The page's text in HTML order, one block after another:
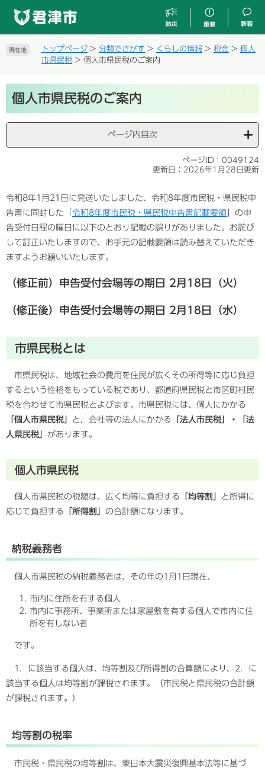
現在地 トップページ > 分類でさがす > くらしの情報 > 税金 > 個人
市県民税 > 個人市県民税のご案内
文個人市県民税のご案内
ページ内目次
ページID：0049124
更新日：2026年1月28日更新
令和8年1月21日に発送いたしました、令和8年度市民税・県民税申
告書に同封した「 令和8年度市民税・県民税申告書記載要領 」の申
告受付日程の曜日に以下のとおり記載の誤りがありました。お詫び
して訂正いたしますので、お手元の記載要領は読み替えていただき
ますようお願いいたします。
（修正前）申告受付会場等の期日 2月18日 （火）
（修正後）申告受付会場等の期日 2月18日（水）
市県民税とは
市県民税は、地域社会の費用を住民が広くその所得等に応じ負担
するという性格をもっている税であり、都道府県民税と市区町村民
税を合わせて市県民税とよびます。市県民税には、個人にかかる
「個人市県民税」 と，会社等の法人にかかる 「法人市民税」・「法
人県民税」 があります。
個人市県民税
個人市県民税の税額は、広く均等に負担する 「均等割」 と所得に
応じて負担する 「所得割」 の合計額になります。
納税義務者
個人市県民税の納税義務者は、その年の1月1日現在、
市内に住所を有する個人
市内に事務所、事業所または家屋敷を有する個人で市内に住
所を有しない者
です。
1．に該当する個人は、均等割及び所得割の合算額により、2．に
該当する個人は均等割が課税されます。（市民税と県民税の合計額
が課税されます。）
均等割の税率
市民税・県民税の均等割は、東日本大震災復興基本法等に基づ